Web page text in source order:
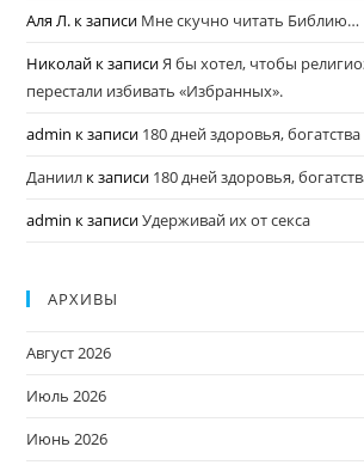
Аля Л. к записи Мне скучно читать Библию…
Николай к записиЯ бы хотел, чтобы
перестали избивать «Избранных».
admin к записи 180 дней здоровья,
Даниил к записи 180 дней здоровья,
admin к записиУдерживай их от секса
АРХИВЫ
Август 2026
Июль 2026
Июнь 2026